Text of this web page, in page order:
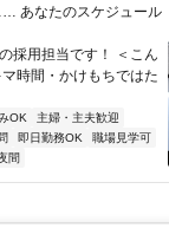
なたのスケジュール
採用担当です！ ＜こん
時間・かけもちではた
OK
主婦・主夫歓迎
即日勤務OK
職場見学可
間